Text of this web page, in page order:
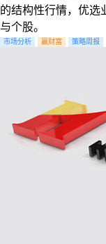
的结构性行情，优选
与个股。
市场分析 赢财富 策略周报